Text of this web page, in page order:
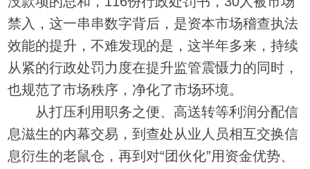
禁入，这一串串数字背后，是资本市场稽查执法
效能的提升，不难发现的是，这半年多来，持续
从紧的行政处罚力度在提升监管震慑力的同时，
也规范了市场秩序，净化了市场环境。
从打压利用职务之便、高送转等利润分配信
息滋生的内幕交易，到查处从业人员相互交换信
息衍生的老鼠仓，再到对“团伙化”用资金优势、